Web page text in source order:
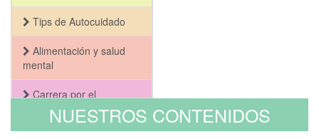
Tips de Autocuidado
Alimentación y salud
mental
Carrera por el
Bienestar y la Salud
MentalNUESTROS CONTENIDOS